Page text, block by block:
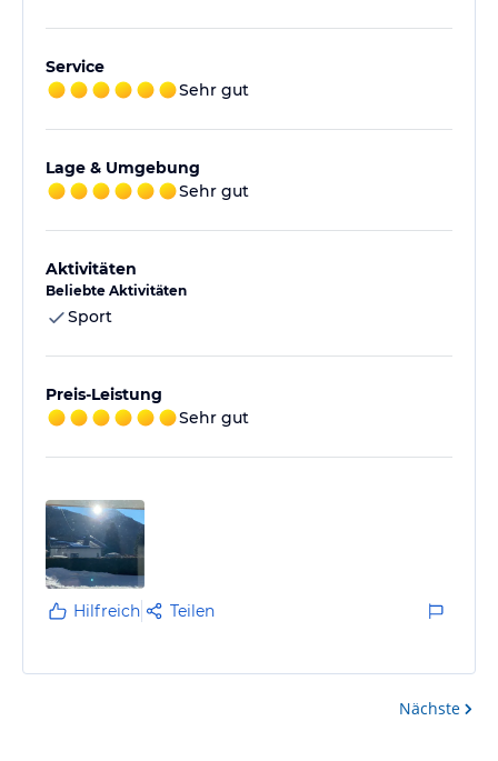
Service
Sehr gut
Lage & Umgebung
Sehr gut
Aktivitäten
Beliebte Aktivitäten
Sport
Preis-Leistung
Sehr gut
Hilfreich Teilen
Nächste